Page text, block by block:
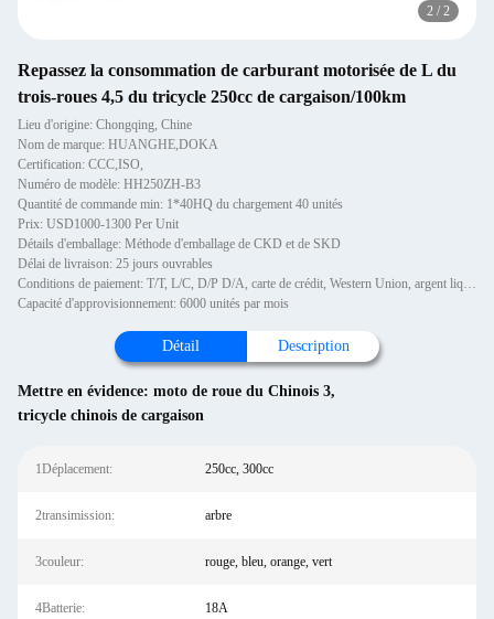
2 / 2
Repassez la consommation de carburant motorisée de L du
trois-roues 4,5 du tricycle 250cc de cargaison/100km
Lieu d'origine: Chongqing, Chine
Nom de marque: HUANGHE,DOKA
Certification: CCC,ISO,
Numéro de modèle: HH250ZH-B3
Quantité de commande min: 1*40HQ du chargement 40 unités
Prix: USD1000-1300 Per Unit
Détails d'emballage: Méthode d'emballage de CKD et de SKD
Délai de livraison: 25 jours ouvrables
Conditions de paiement: T/T, L/C, D/P D/A, carte de crédit, Western Union, argent liquide
Capacité d'approvisionnement: 6000 unités par mois
Détail Description
Mettre en évidence: moto de roue du Chinois 3,
tricycle chinois de cargaison
1Déplacement: 250cc, 300cc
2transimission: arbre
3couleur: rouge, bleu, orange, vert
4Batterie: 18A